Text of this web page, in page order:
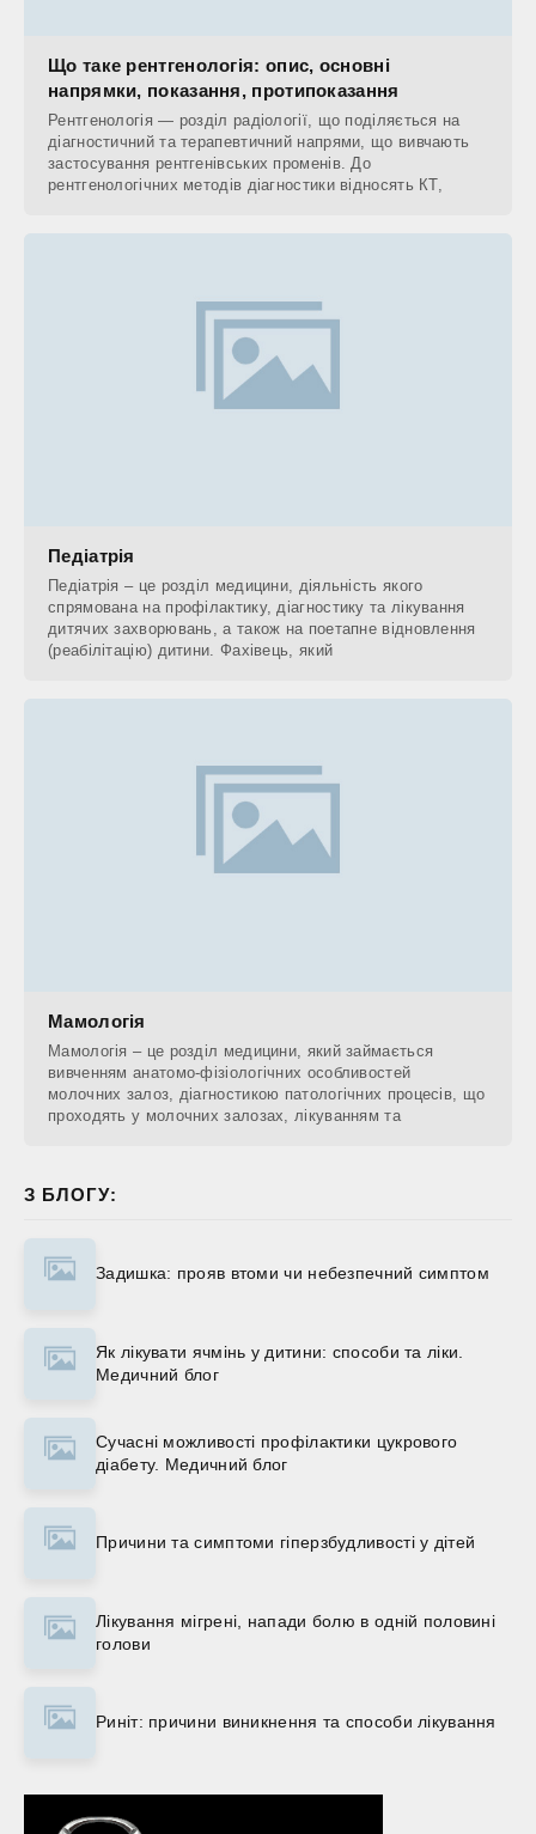
Що таке рентгенологія: опис, основні
напрямки, показання, протипоказання
Рентгенологія — розділ радіології, що поділяється на
діагностичний та терапевтичний напрями, що вивчають
застосування рентгенівських променів. До
рентгенологічних методів діагностики відносять КТ,
Педіатрія
Педіатрія – це розділ медицини, діяльність якого
спрямована на профілактику, діагностику та лікування
дитячих захворювань, а також на поетапне відновлення
(реабілітацію) дитини. Фахівець, який
Мамологія
Мамологія – це розділ медицини, який займається
вивченням анатомо-фізіологічних особливостей
молочних залоз, діагностикою патологічних процесів, що
проходять у молочних залозах, лікуванням та
З БЛОГУ:
Задишка: прояв втоми чи небезпечний симптом
Як лікувати ячмінь у дитини: способи та ліки.
Медичний блог
Сучасні можливості профілактики цукрового
діабету. Медичний блог
Причини та симптоми гіперзбудливості у дітей
Лікування мігрені, напади болю в одній половині
голови
Риніт: причини виникнення та способи лікування